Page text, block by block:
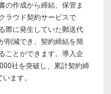
の作成から締結、保管ま
ラウド契約サービスで
際に発生していた郵送代
削減でき、契約締結を簡
ことができます。導入企
社を突破し、累計契約締
ます。